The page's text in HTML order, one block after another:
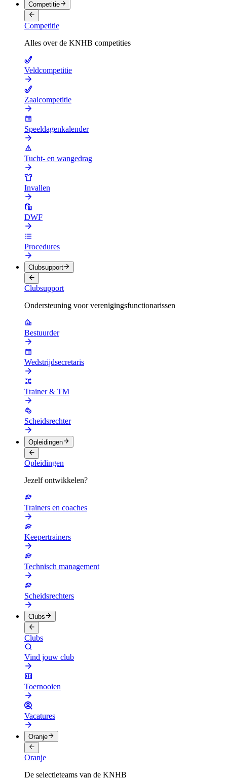
Competitie
Competitie
Alles over de KNHB competities
Veldcompetitie
Zaalcompetitie
Speeldagenkalender
Tucht- en wangedrag
Invallen
DWF
Procedures
Clubsupport
Clubsupport
Ondersteuning voor verenigingsfunctionarissen
Bestuurder
Wedstrijdsecretaris
Trainer & TM
Scheidsrechter
Opleidingen
Opleidingen
Jezelf ontwikkelen?
Trainers en coaches
Keepertrainers
Technisch management
Scheidsrechters
Clubs
Clubs
Vind jouw club
Toernooien
Vacatures
Oranje
Oranje
De selectieteams van de KNHB